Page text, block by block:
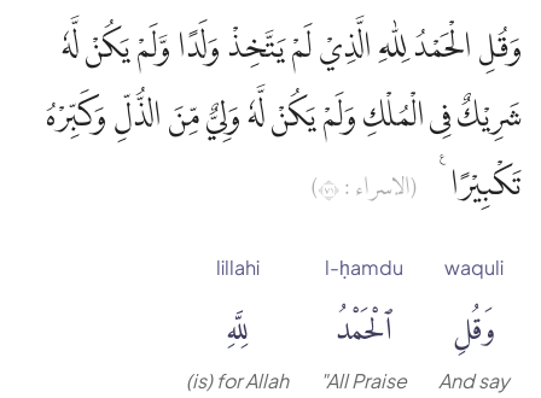
İbni Kesir
İskender Ali Mihr
وَقُلِ الْحَمْدُ لِلّٰهِ الَّذِيْ لَمْ يَتَّخِذْ وَلَدًا وَّلَمْ يَكُنْ لَّهٗ
شَرِيْكٌ فِى الْمُلْكِ وَلَمْ يَكُنْ لَّهٗ وَلِيٌّ مِّنَ الذُّلِّ وَكَبِّرْهُ
تَكْبِيْرًا ࣖ
(الإسراء : ١٧)
waquli
وَقُلِ
And say
l-ḥamdu
ٱلْحَمْدُ
"All Praise
lillahi
لِلَّهِ
(is) for Allah